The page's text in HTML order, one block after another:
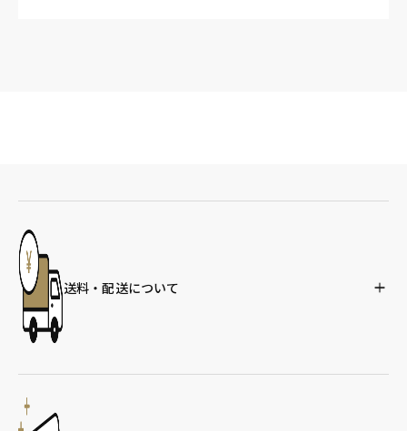
送料・配送について